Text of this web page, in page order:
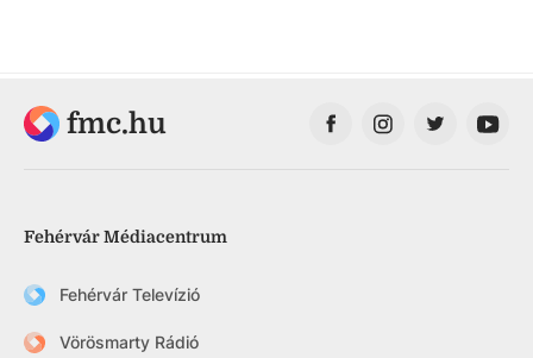
fmc.hu
Fehérvár Médiacentrum
Fehérvár Televízió
Vörösmarty Rádió